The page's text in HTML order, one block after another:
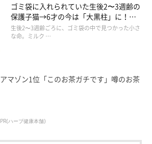
ゴミ袋に入れられていた生後2〜3週齢の
保護子猫→6才の今は「大黒柱」に！
美しい黒猫に成長した姿にグッとくる
生後2〜3週齢ごろに、ゴミ袋の中で見つかった小さ
な命。ミルク …
アマゾン1位「このお茶ガチです」噂のお茶
PR(ハーブ健康本舗)